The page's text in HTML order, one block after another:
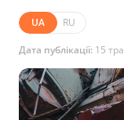
UA RU
Дата публікації: 15